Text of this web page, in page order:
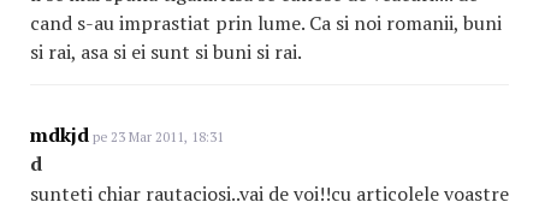
cand s-au imprastiat prin lume. Ca si noi romanii, buni
si rai, asa si ei sunt si buni si rai.
mdkjd pe 23 Mar 2011, 18:31
d
sunteti chiar rautaciosi..vai de voi!!cu articolele voastre